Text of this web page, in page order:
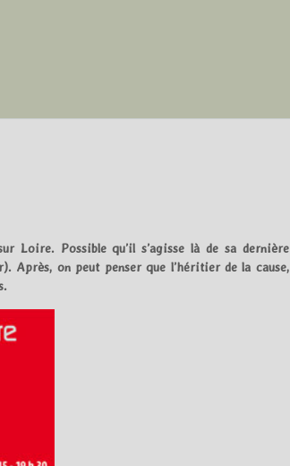
Loire. Possible qu’il s’agisse là de sa dernière
Après, on peut penser que l’héritier de la cause,